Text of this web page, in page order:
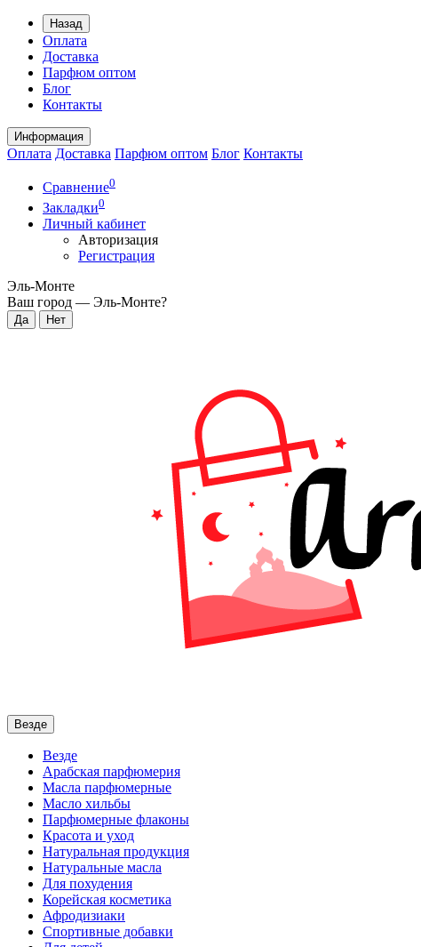
Назад
Оплата
Доставка
Парфюм оптом
Блог
Контакты
Информация
Оплата Доставка Парфюм оптом Блог Контакты
Сравнение0
Закладки0
Личный кабинет
Авторизация
Регистрация
Эль-Монте
Ваш город — Эль-Монте?
Везде
Везде
Арабская парфюмерия
Масла парфюмерные
Масло хильбы
Парфюмерные флаконы
Красота и уход
Натуральная продукция
Натуральные масла
Для похудения
Корейская косметика
Афродизиаки
Спортивные добавки